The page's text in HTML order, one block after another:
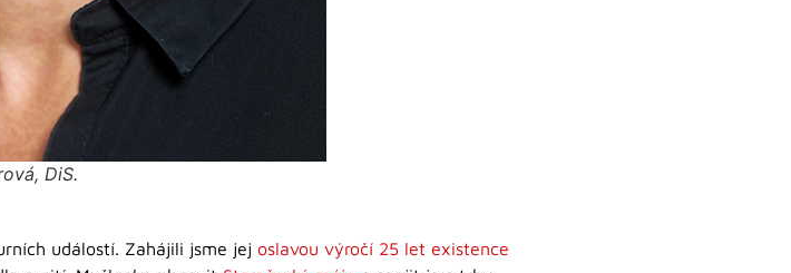
DiS.
událostí. Zahájili jsme jej oslavou výročí 25 let existence